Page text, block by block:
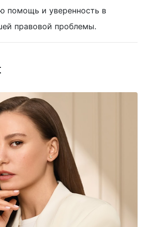
помощь и уверенность в
правовой проблемы.